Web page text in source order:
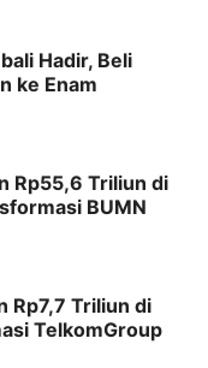
Hadir, Beli
ke Enam
Rp55,6 Triliun di
BUMN
Rp7,7 Triliun di
TelkomGroup